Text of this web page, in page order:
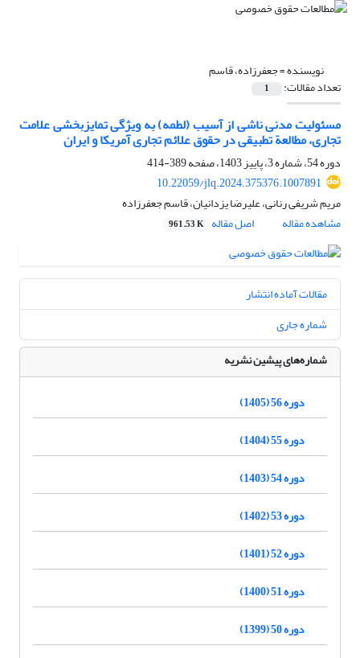
نویسنده =جعفرزاده، قاسم
تعداد مقالات: 1
مسئولیت مدنی ناشی از آسیب (لطمه) به ویژگی تمایزبخشی علامت
تجاری، مطالعة تطبیقی در حقوق علائم تجاری آمریکا و ایران
دوره 54، شماره 3، پاییز 1403، صفحه
389-414
10.22059/jlq.2024.375376.1007891
مریم شریفی رنانی، علیرضا یزدانیان، قاسم جعفرزاده
مشاهده مقاله
اصل مقاله 961.53 K
مقالات آماده انتشار
شماره جاری
شماره‌های پیشین نشریه
دوره 56 (1405)
دوره 55 (1404)
دوره 54 (1403)
دوره 53 (1402)
دوره 52 (1401)
دوره 51 (1400)
دوره 50 (1399)